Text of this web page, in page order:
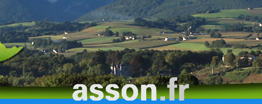
ENFANCE
TOURISME
HISTOIRE